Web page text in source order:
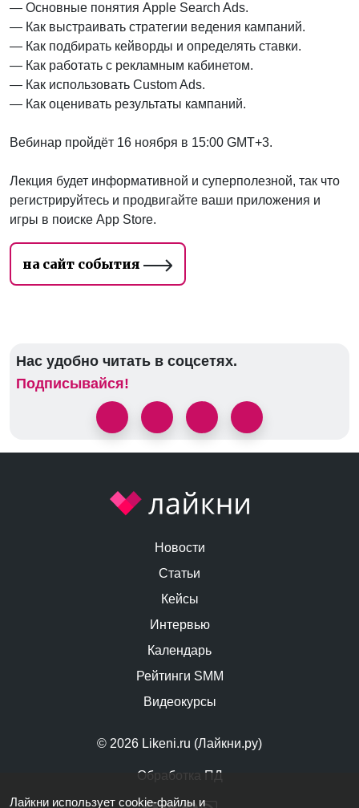
— Основные понятия Apple Search Ads.
— Как выстраивать стратегии ведения кампаний.
— Как подбирать кейворды и определять ставки.
— Как работать с рекламным кабинетом.
— Как использовать Custom Ads.
— Как оценивать результаты кампаний.
Вебинар пройдёт 16 ноября в 15:00 GMT+3.
Лекция будет информативной и суперполезной, так что
регистрируйтесь и продвигайте ваши приложения и
игры в поиске App Store.
на сайт события
Нас удобно читать в соцсетях.
Подписывайся!
© 2026 Likeni.ru (Лайкни.ру)
Обработка ПД
Новости
Статьи
Кейсы
Интервью
Календарь
Рейтинги SMM
Видеокурсы
Лайкни использует cookie-файлы и